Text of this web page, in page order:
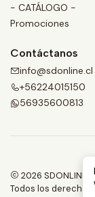
- CATÁLOGO -
Promociones
Contáctanos
info@sdonline.cl
+56224015150
56935600813
2026 SDONLINE.
Todos los derechos